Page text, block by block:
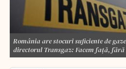
România are stocuri suficiente de
directorul Transgaz: Facem față,